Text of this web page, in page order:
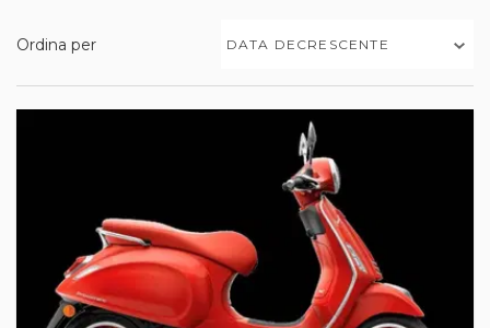
Ordina per DATA DECRESCENTE